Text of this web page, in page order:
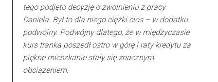
tego podjęto decyzję o zwolnieniu z pracy
Daniela. Był to dla niego ciężki cios – w dodatku
podwójny. Podwójny dlatego, że w międzyczasie
kurs franka poszedł ostro w górę i raty kredytu za
piękne mieszkanie stały się znacznym
obciążeniem.